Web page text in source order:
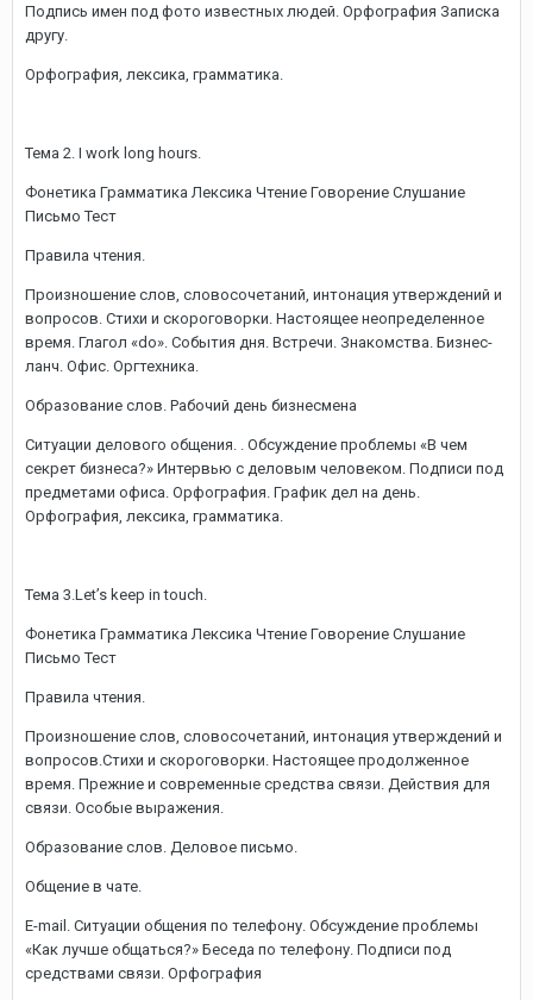
Подпись имен под фото известных людей. Орфография Записка
другу.
Орфография, лексика, грамматика.
Тема 2. I work long hours.
Фонетика Грамматика Лексика Чтение Говорение Слушание
Письмо Тест
Правила чтения.
Произношение слов, словосочетаний, интонация утверждений и
вопросов. Стихи и скороговорки. Настоящее неопределенное
время. Глагол «do». События дня. Встречи. Знакомства. Бизнес-
ланч. Офис. Оргтехника.
Образование слов. Рабочий день бизнесмена
Ситуации делового общения. . Обсуждение проблемы «В чем
секрет бизнеса?» Интервью с деловым человеком. Подписи под
предметами офиса. Орфография. График дел на день.
Орфография, лексика, грамматика.
Тема 3.Let’s keep in touch.
Фонетика Грамматика Лексика Чтение Говорение Слушание
Письмо Тест
Правила чтения.
Произношение слов, словосочетаний, интонация утверждений и
вопросов.Стихи и скороговорки. Настоящее продолженное
время. Прежние и современные средства связи. Действия для
связи. Особые выражения.
Образование слов. Деловое письмо.
Общение в чате.
E-mail. Ситуации общения по телефону. Обсуждение проблемы
«Как лучше общаться?» Беседа по телефону. Подписи под
средствами связи. Орфография